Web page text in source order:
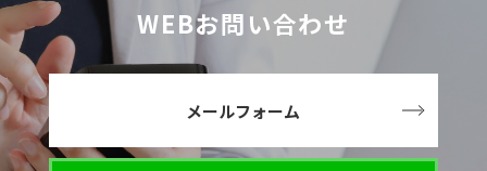
WEBお問い合わせ
メールフォーム